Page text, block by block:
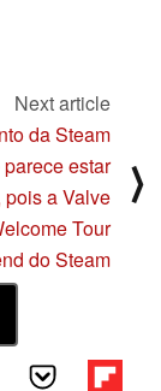
Next article
da Steam
estar
pois a Valve
Tour
do Steam
⟩